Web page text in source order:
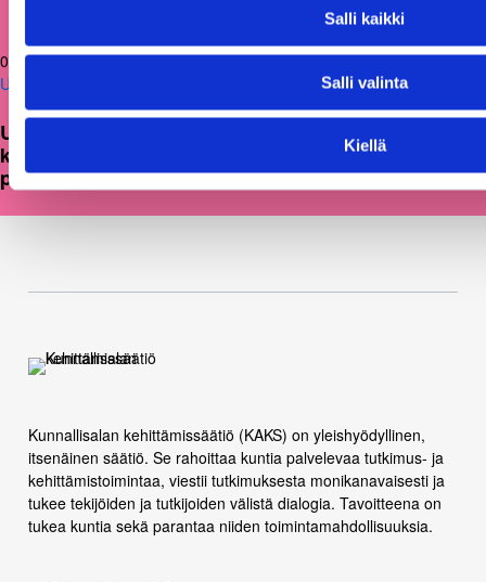
Salli kaikki
Salli valinta
Kiellä
05.03.2026
Uutiset
Uusi julkaisu: Kuntien on tarkasteltava
kulttuuritoimintaansa strategisesti ja
pitkäjänteisesti
Kunnallisalan kehittämissäätiö (KAKS) on yleishyödyllinen,
itsenäinen säätiö. Se rahoittaa kuntia palvelevaa tutkimus- ja
kehittämistoimintaa, viestii tutkimuksesta monikanavaisesti ja
tukee tekijöiden ja tutkijoiden välistä dialogia. Tavoitteena on
tukea kuntia sekä parantaa niiden toimintamahdollisuuksia.